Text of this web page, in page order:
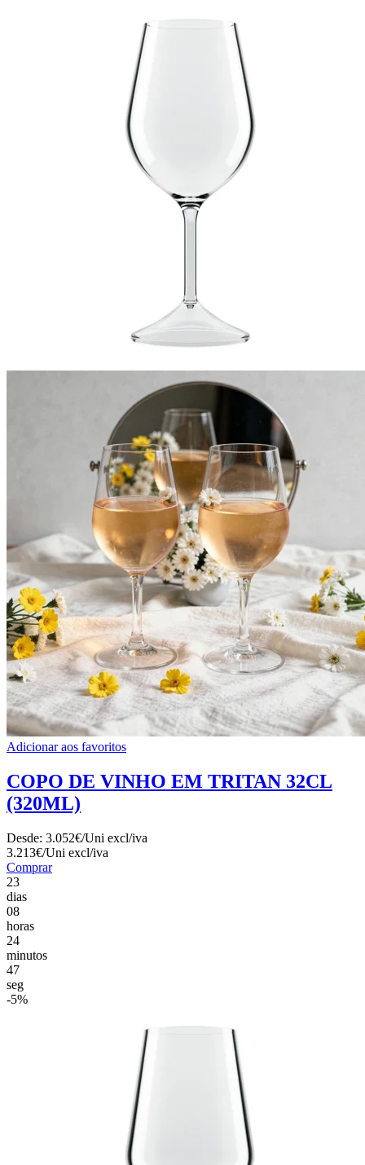
Adicionar aos favoritos
COPO DE VINHO EM TRITAN 32CL
(320ML)
Desde: 3.052€/Uni excl/iva
3.213€/Uni excl/iva
Comprar
23
dias
08
horas
24
minutos
45
seg
-5%